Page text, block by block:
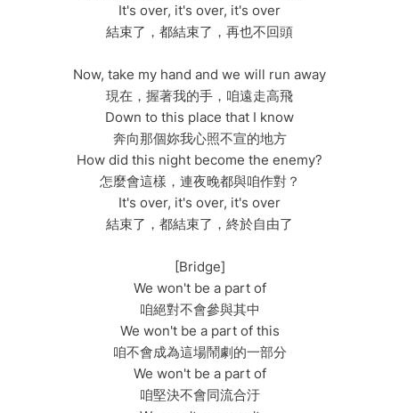
It's over, it's over, it's over
結束了，都結束了，再也不回頭
Now, take my hand and we will run away
現在，握著我的手，咱遠走高飛
Down to this place that I know
奔向那個妳我心照不宣的地方
How did this night become the enemy?
怎麼會這樣，連夜晚都與咱作對？
It's over, it's over, it's over
結束了，都結束了，終於自由了
[Bridge]
We won't be a part of
咱絕對不會參與其中
We won't be a part of this
咱不會成為這場鬧劇的一部分
We won't be a part of
咱堅決不會同流合汙